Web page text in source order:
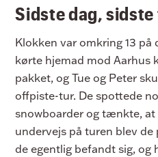
Sidste dag,
Klokken var omkring 13 på
kørte hjemad mod Aarhus
pakket, og Tue og Peter
offpiste-tur. De spottede
snowboarder og tænkte, at
undervejs på turen blev
de egentlig befandt sig, og